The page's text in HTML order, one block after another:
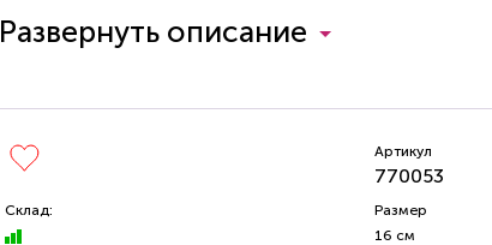
Развернуть описание
Артикул
770053
Склад:
Размер
16 см